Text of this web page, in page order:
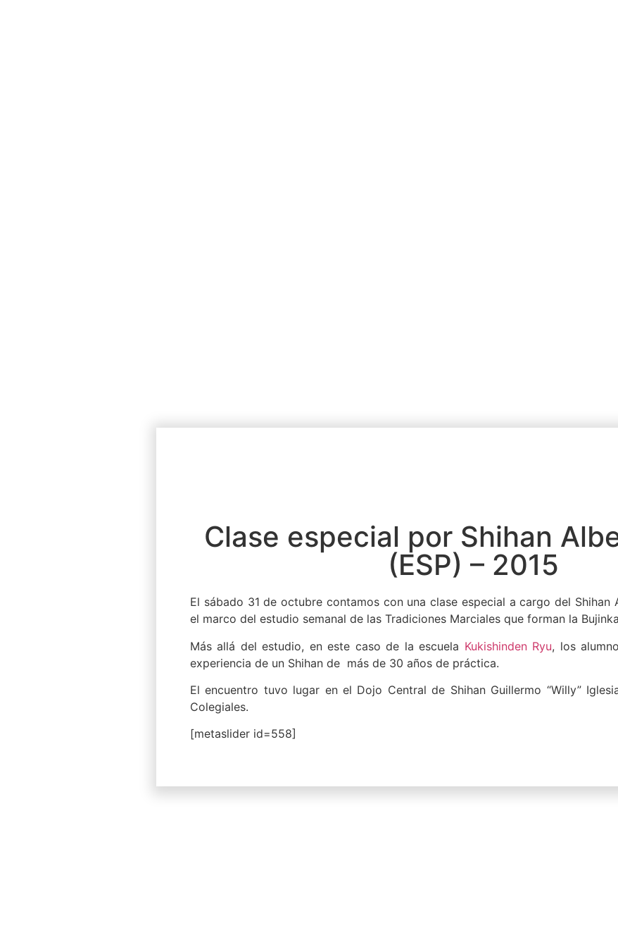
Clase especial por Shihan
(ESP) – 2015
El sábado 31 de octubre contamos con una clase especial a cargo del Shihan
el marco del estudio semanal de las Tradiciones Marciales que forman la
Más allá del estudio, en este caso de la escuela Kukishinden Ryu, los
experiencia de un Shihan de más de 30 años de práctica.
El encuentro tuvo lugar en el Dojo Central de Shihan Guillermo “Willy”
Colegiales.
[metaslider id=558]